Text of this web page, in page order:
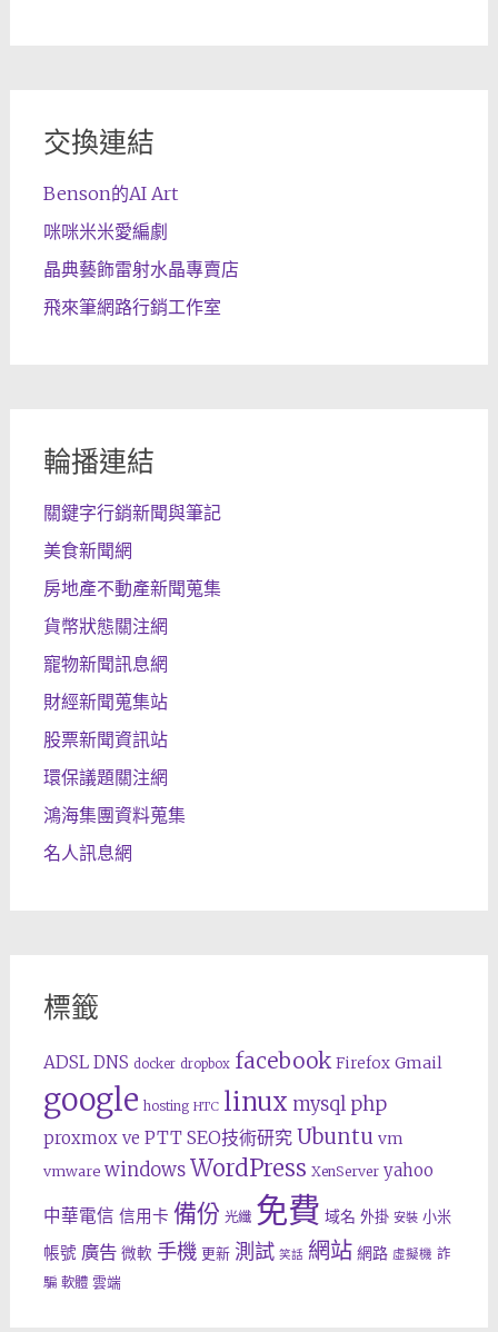
交換連結
Benson的AI Art
咪咪米米愛編劇
晶典藝飾雷射水晶專賣店
飛來筆網路行銷工作室
輪播連結
關鍵字行銷新聞與筆記
美食新聞網
房地產不動產新聞蒐集
貨幣狀態關注網
寵物新聞訊息網
財經新聞蒐集站
股票新聞資訊站
環保議題關注網
鴻海集團資料蒐集
名人訊息網
標籤
ADSL DNS docker dropbox facebook Firefox Gmail
google hosting HTC linux mysql php
proxmox ve PTT SEO技術研究 Ubuntu vm
vmware windows WordPress XenServer yahoo
中華電信 信用卡 備份 光纖 免費 域名 外掛 安裝 小米
帳號 廣告 微軟 手機 更新 測試 笑話 網站 網路 虛擬機 詐
騙 軟體 雲端